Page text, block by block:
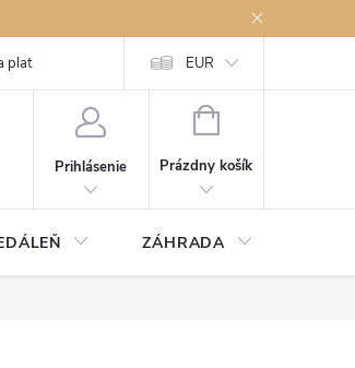
Podmienky ochrany osobných údajov
EUR
Prihlásenie
NÁKUPNÝ
Prázdny košík
ZÁHRADA